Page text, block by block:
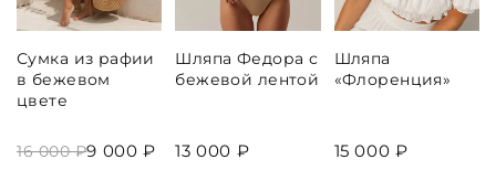
Сумка из рафии
в бежевом
цвете
16 000 ₽9 000 ₽
Шляпа Федора с
бежевой лентой
13 000 ₽
Шляпа
«Флоренция»
15 000 ₽